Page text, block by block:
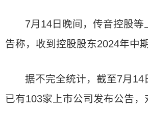
7月14日晚间，传音控股等
告称，收到控股股东2024年中
据不完全统计，截至7月14
已有103家上市公司发布公告，